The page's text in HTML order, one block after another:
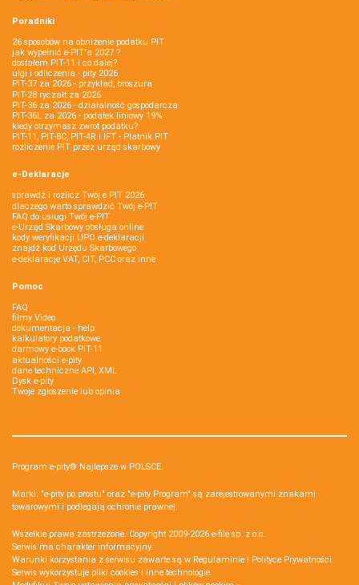
Poradniki
26 sposobów na obniżenie podatku PIT
jak wypełnić e-PIT'a 2027 ?
dostałem PIT-11 i co dalej?
ulgi i odliczenia - pity 2026
PIT-37 za 2026 - przykład, broszura
PIT-28 ryczałt za 2026
PIT-36 za 2026 - działalność gospodarcza
PIT-36L za 2026 - podatek liniowy 19%
kiedy otrzymasz zwrot podatku?
PIT-11, PIT-8C, PIT-4R i IFT - Płatnik PIT
rozliczenie PIT przez urząd skarbowy
e-Deklaracje
sprawdź i rozlicz Twój e PIT 2026
dlaczego warto sprawdzić Twój e-PIT
FAQ do usługi Twój e-PIT
e-Urząd Skarbowy obsługa online
kody weryfikacji UPO e-deklaracji
znajdź kod Urzędu Skarbowego
e-deklaracje VAT, CIT, PCC oraz inne
Pomoc
FAQ
filmy Video
dokumentacja - help
kalkulatory podatkowe
darmowy e-book PIT-11
aktualności e-pity
dane techniczne API, XML
Dysk e-pity
Twoje zgłoszenie lub opinia
Program e-pity® Najlepsze w POLSCE.
Marki: "e-pity po prostu" oraz "e-pity Program" są zarejestrowanymi znakami
towarowymi i podlegają ochronie prawnej.
Wszelkie prawa zastrzeżone. Copyright 2009-2026 e-file sp. z o.o.
Serwis ma charakter informacyjny.
Warunki korzystania z serwisu zawarte są w Regulaminie i Polityce Prywatności.
Serwis wykorzystuje pliki cookies i inne technologie.